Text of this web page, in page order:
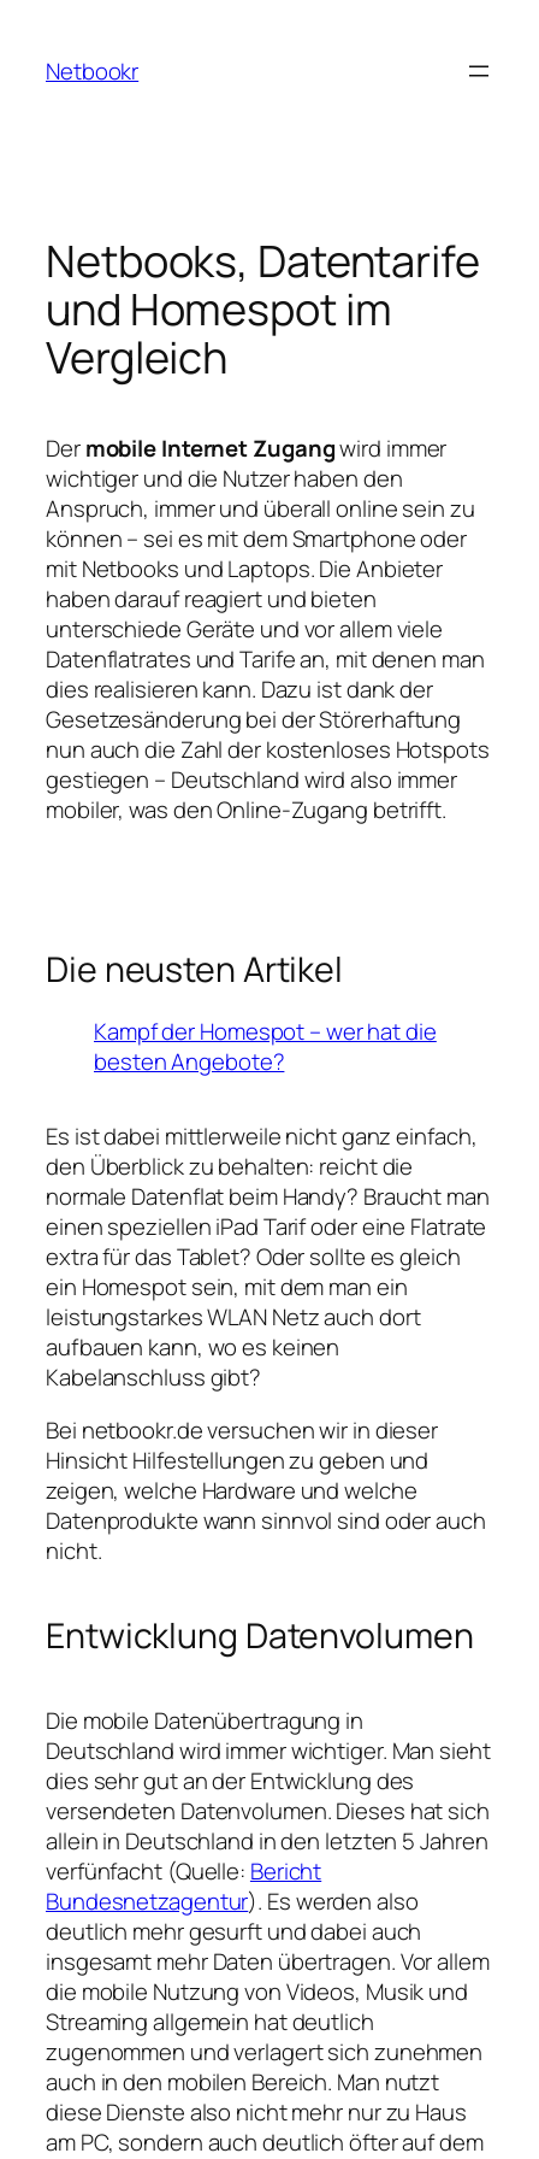
springen
Netbookr
Netbooks, Datentarife
und Homespot im
Vergleich
Dermobile Internet Zugangwird immer
wichtiger und die Nutzer haben den
Anspruch, immer und überall online sein zu
können – sei es mit dem Smartphone oder
mit Netbooks und Laptops. Die Anbieter
haben darauf reagiert und bieten
unterschiede Geräte und vor allem viele
Datenflatrates und Tarife an, mit denen man
dies realisieren kann. Dazu ist dank der
Gesetzesänderung bei der Störerhaftung
nun auch die Zahl der kostenloses Hotspots
gestiegen – Deutschland wird also immer
mobiler, was den Online-Zugang betrifft.
Die neusten Artikel
Kampf der Homespot – wer hat die
besten Angebote?
Es ist dabei mittlerweile nicht ganz einfach,
den Überblick zu behalten: reicht die
normale Datenflat beim Handy? Braucht man
einen speziellen iPad Tarif oder eine Flatrate
extra für das Tablet? Oder sollte es gleich
ein Homespot sein, mit dem man ein
leistungstarkes WLAN Netz auch dort
aufbauen kann, wo es keinen
Kabelanschluss gibt?
Bei netbookr.de versuchen wir in dieser
Hinsicht Hilfestellungen zu geben und
zeigen, welche Hardware und welche
Datenprodukte wann sinnvol sind oder auch
nicht.
Entwicklung Datenvolumen
Die mobile Datenübertragung in
Deutschland wird immer wichtiger. Man sieht
dies sehr gut an der Entwicklung des
versendeten Datenvolumen. Dieses hat sich
allein in Deutschland in den letzten 5 Jahren
verfünfacht (Quelle: Bericht
Bundesnetzagentur). Es werden also
deutlich mehr gesurft und dabei auch
insgesamt mehr Daten übertragen. Vor allem
die mobile Nutzung von Videos, Musik und
Streaming allgemein hat deutlich
zugenommen und verlagert sich zunehmen
auch in den mobilen Bereich. Man nutzt
diese Dienste also nicht mehr nur zu Haus
am PC, sondern auch deutlich öfter auf dem